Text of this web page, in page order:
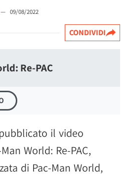
— 09/08/2022
CONDIVIDI
Re-PAC
il video
World: Re-PAC,
di Pac-Man World,